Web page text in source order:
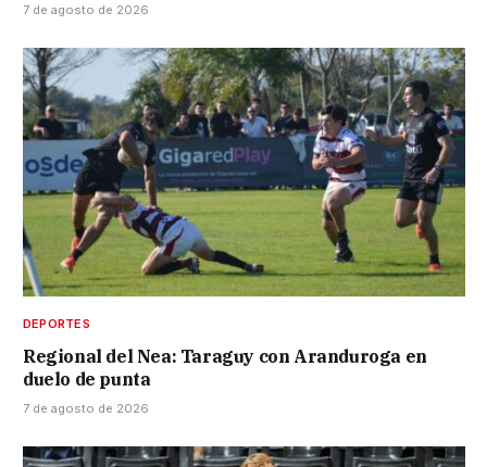
7 de agosto de 2026
DEPORTES
Regional del Nea: Taraguy con Aranduroga en
duelo de punta
7 de agosto de 2026